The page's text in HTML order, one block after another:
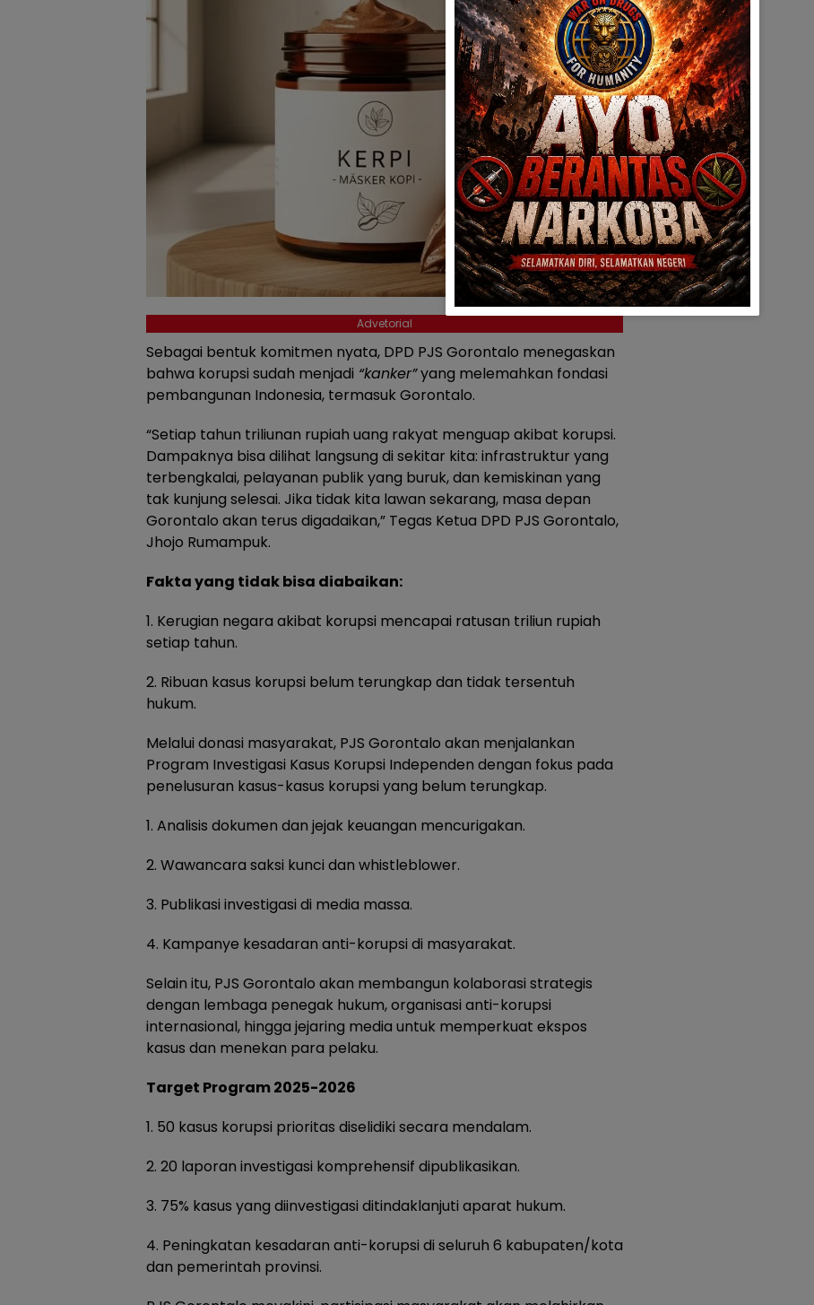
Advetorial
Sebagai bentuk komitmen nyata, DPD PJS Gorontalo menegaskan
bahwa korupsi sudah menjadi “kanker”yang melemahkan fondasi
pembangunan Indonesia, termasuk Gorontalo.
“Setiap tahun triliunan rupiah uang rakyat menguap akibat korupsi.
Dampaknya bisa dilihat langsung di sekitar kita: infrastruktur yang
terbengkalai, pelayanan publik yang buruk, dan kemiskinan yang
tak kunjung selesai. Jika tidak kita lawan sekarang, masa depan
Gorontalo akan terus digadaikan,” Tegas Ketua DPD PJS Gorontalo,
Jhojo Rumampuk.
Fakta yang tidak bisa diabaikan:
1. Kerugian negara akibat korupsi mencapai ratusan triliun rupiah
setiap tahun.
2. Ribuan kasus korupsi belum terungkap dan tidak tersentuh
hukum.
Melalui donasi masyarakat, PJS Gorontalo akan menjalankan
Program Investigasi Kasus Korupsi Independen dengan fokus pada
penelusuran kasus-kasus korupsi yang belum terungkap.
1. Analisis dokumen dan jejak keuangan mencurigakan.
2. Wawancara saksi kunci dan whistleblower.
3. Publikasi investigasi di media massa.
4. Kampanye kesadaran anti-korupsi di masyarakat.
Selain itu, PJS Gorontalo akan membangun kolaborasi strategis
dengan lembaga penegak hukum, organisasi anti-korupsi
internasional, hingga jejaring media untuk memperkuat ekspos
kasus dan menekan para pelaku.
Target Program 2025-2026
1. 50 kasus korupsi prioritas diselidiki secara mendalam.
2. 20 laporan investigasi komprehensif dipublikasikan.
3. 75% kasus yang diinvestigasi ditindaklanjuti aparat hukum.
4. Peningkatan kesadaran anti-korupsi di seluruh 6 kabupaten/kota
dan pemerintah provinsi.